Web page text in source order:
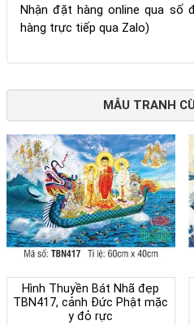
Nhận đặt hàng online qua số
hàng trực tiếp qua Zalo)
MẪU TRANH
Hình Thuyền Bát Nhã đẹp
TBN417, cảnh Đức Phật mặc
y đỏ rực